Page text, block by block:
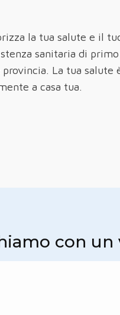
la tua salute e il
sanitaria di
La tua salute
a casa tua.
con un